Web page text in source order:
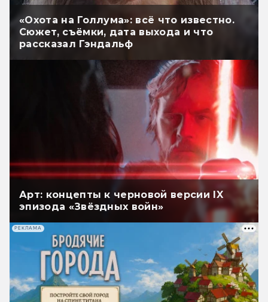
«Охота на Голлума»: всё что известно.
Сюжет, съёмки, дата выхода и что
рассказал Гэндальф
Арт: концепты к черновой версии IX
эпизода «Звёздных войн»
РЕКЛАМА